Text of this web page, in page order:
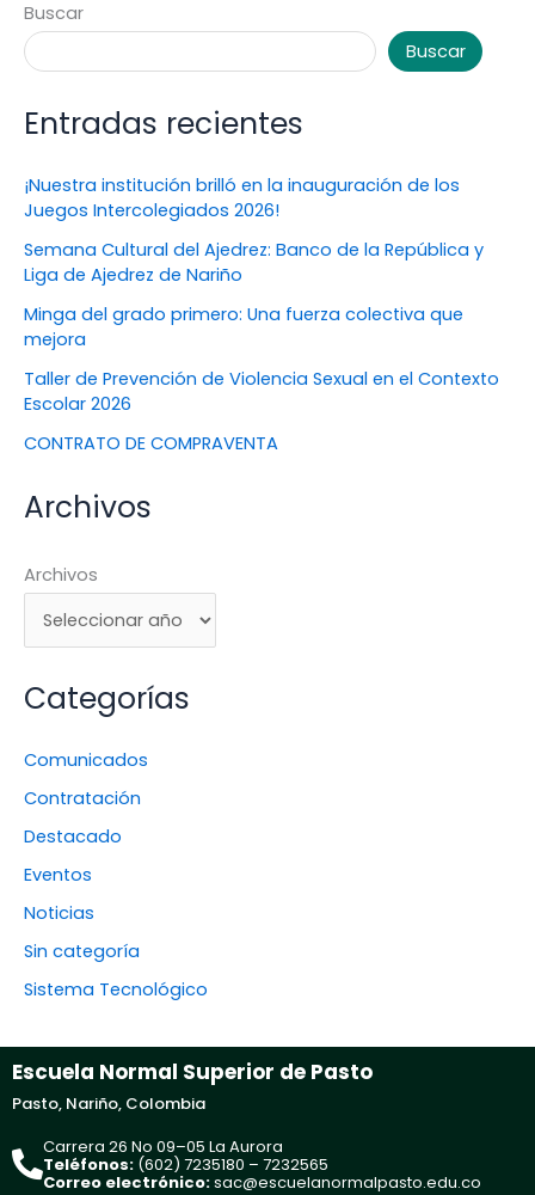
Buscar
Buscar
Entradas recientes
¡Nuestra institución brilló en la inauguración de los
Juegos Intercolegiados 2026!
Semana Cultural del Ajedrez: Banco de la República y
Liga de Ajedrez de Nariño
Minga del grado primero: Una fuerza colectiva que
mejora
Taller de Prevención de Violencia Sexual en el Contexto
Escolar 2026
CONTRATO DE COMPRAVENTA
Archivos
Archivos
Categorías
Comunicados
Contratación
Destacado
Eventos
Noticias
Sin categoría
Sistema Tecnológico
Escuela Normal Superior de Pasto
Pasto, Nariño, Colombia
Carrera 26 No 09–05 La Aurora
Teléfonos: (602) 7235180 – 7232565
Correo electrónico:sac@escuelanormalpasto.edu.co